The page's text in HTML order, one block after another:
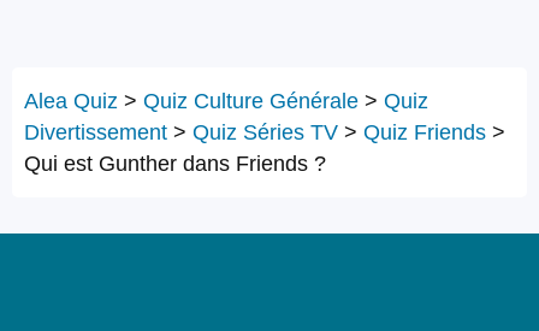
Alea Quiz > Quiz Culture Générale > Quiz
Divertissement > Quiz Séries TV > Quiz Friends >
Qui est Gunther dans Friends ?